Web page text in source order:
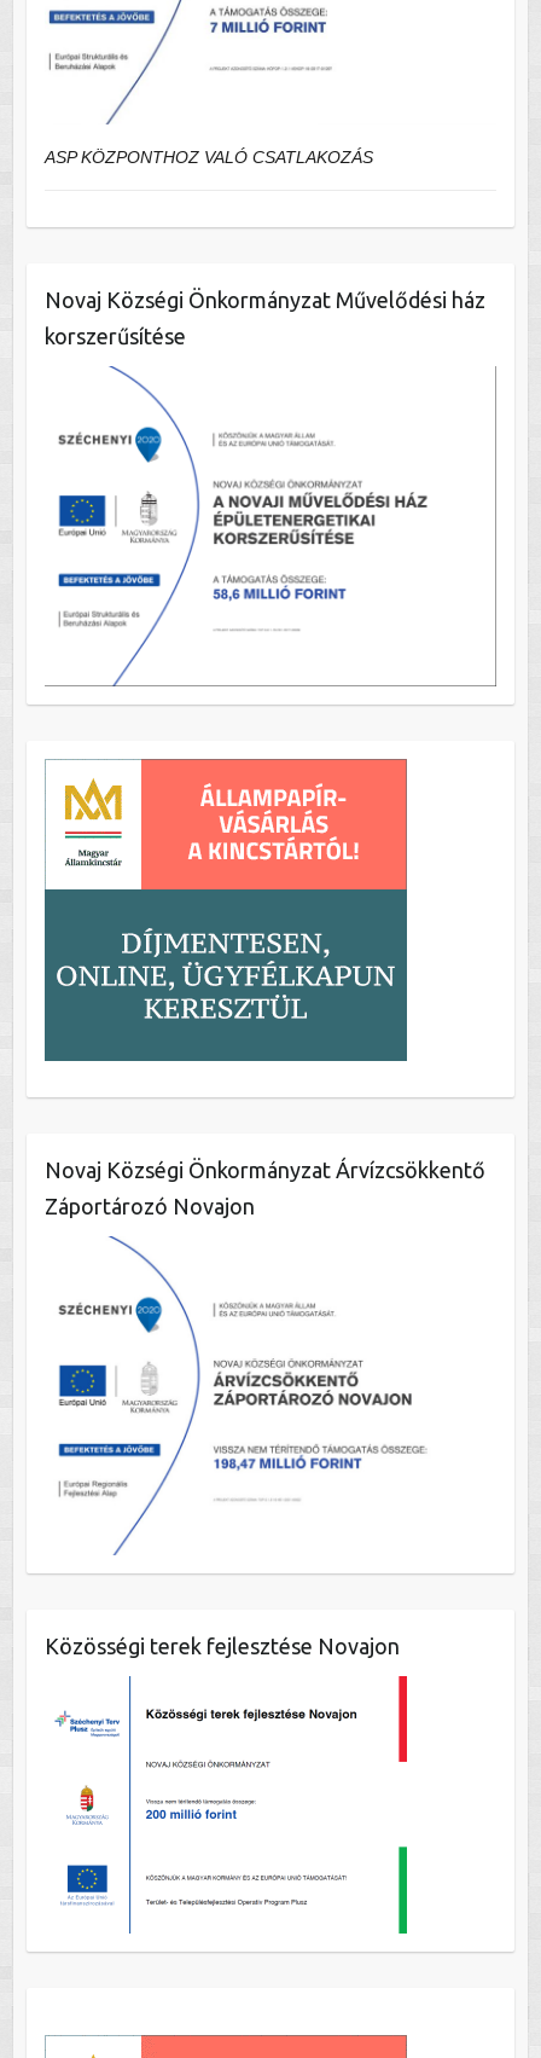
ASP KÖZPONTHOZ VALÓ CSATLAKOZÁS
Novaj Községi Önkormányzat Művelődési ház
korszerűsítése
Novaj Községi Önkormányzat Árvízcsökkentő
Záportározó Novajon
Közösségi terek fejlesztése Novajon